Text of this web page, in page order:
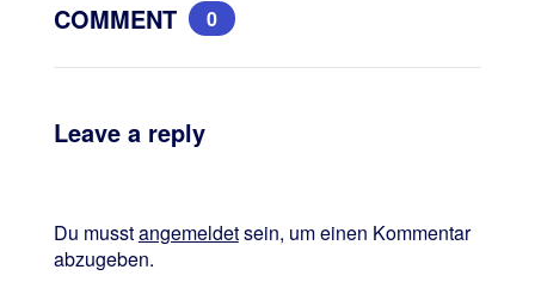
COMMENT 0
Leave a reply
Du musstangemeldetsein, um einen Kommentar
abzugeben.